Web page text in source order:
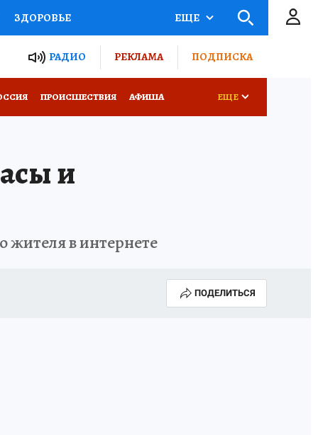
ЗДОРОВЬЕ
РОССИИ
ЕЩЕ
РАДИО РЕКЛАМА ПОДПИСКА
ПРОИСШЕСТВИЯ АФИША ЕЩЕ
и
жителя в интернете
ПОДЕЛИТЬСЯ